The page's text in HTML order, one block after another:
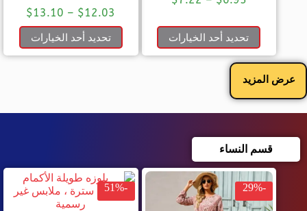
تحديد أحد الخيارات
$12.03
–
$13.10
تحديد أحد الخيارات
عرض المزيد
قسم النساء
-29%
-51%